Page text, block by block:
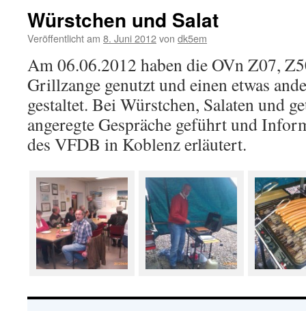
Würstchen und Salat
Veröffentlicht am 8. Juni 2012von dk5em
Am 06.06.2012 haben die OVn Z07,
Grillzange genutzt und einen etwas
gestaltet. Bei Würstchen, Salaten und
angeregte Gespräche geführt und
des VFDB in Koblenz erläutert.